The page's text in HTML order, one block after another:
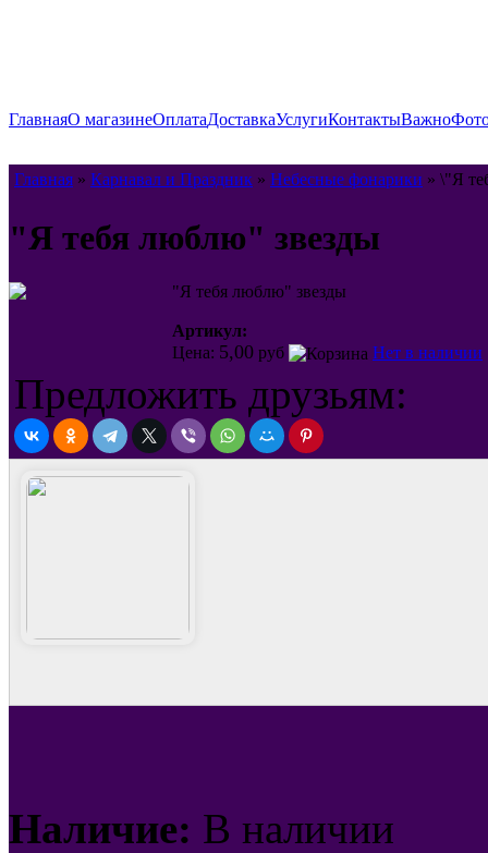
ГлавнаяО магазинеОплатаДоставкаУслугиКонтактыВажно
Главная » Карнавал и Праздник » Небесные фонарики » \"Я
"Я тебя люблю" звезды
"Я тебя люблю" звезды
Артикул:
Цена: 5,00 руб Нет в наличии
Предложить друзьям:
Наличие: В наличии